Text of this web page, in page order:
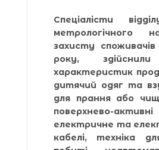
Спеціалісти
метрологічного
захисту
року,
характеристик
дитячий одяг та
для прання або
поверхнево-
електричне та
кабелі, техніка